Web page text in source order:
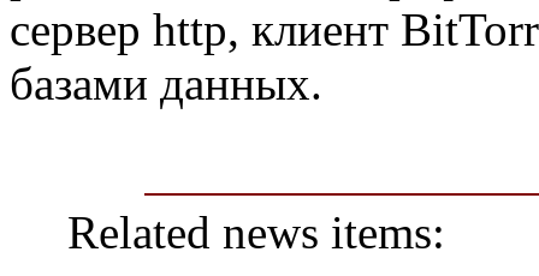
сервер http, клиент
базами данных.
Related news items: